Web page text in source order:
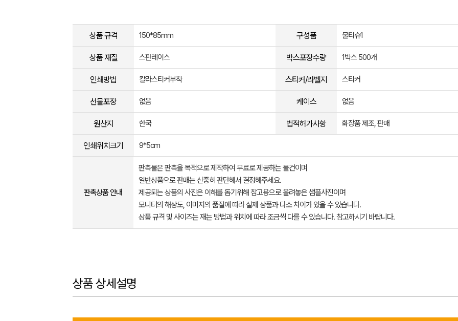
상품 규격 150*85mm 구성품 물티슈1
상품 재질 스판레이스 박스포장수량 1박스 500개
인쇄방법 칼라스티커부착 스티커/라벨지 스티커
선물포장 없음 케이스 없음
원산지 한국 법적허가사항 화장품 제조, 판매
인쇄위치크기 9*5cm
판촉상품 안내
판촉물은 판촉을 목적으로 제작하여 무료로 제공하는 물건이며
일반상품으로 판매는 신중히 판단해서 결정해주세요.
제공되는 상품의 사진은 이해를 돕기위해 참고용으로 올려놓은 샘플사진이며
모니터의 해상도, 이미지의 품질에 따라 실제 상품과 다소 차이가 있을 수 있습니다.
상품 규격 및 사이즈는 재는 방법과 위치에 따라 조금씩 다를 수 있습니다. 참고하시기 바랍니다.
상품 상세설명